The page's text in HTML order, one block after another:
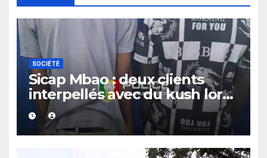
SOCIÉTÉ
Sicap Mbao : deux clients
interpellés avec du kush lors
d’un contrôle de police dans
un bar